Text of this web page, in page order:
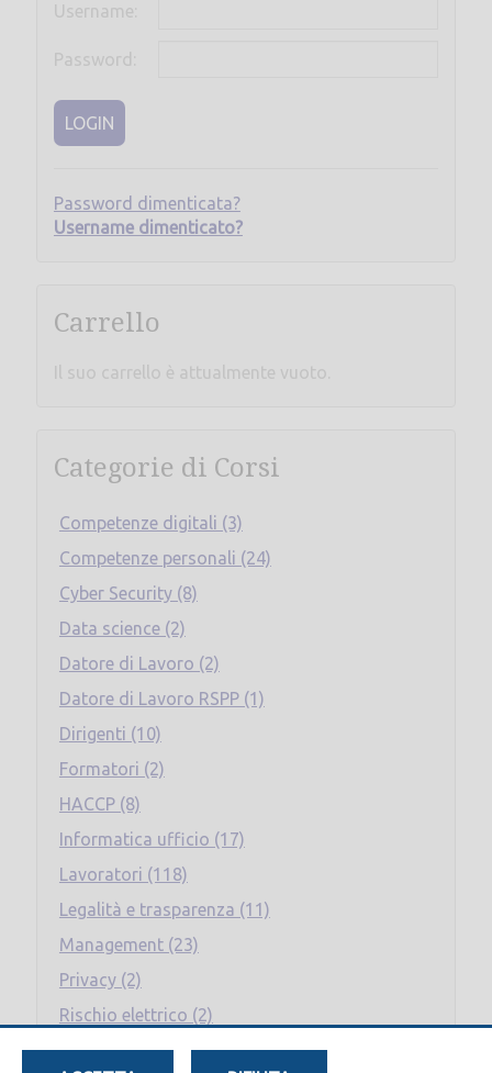
Username:
Password:
LOGIN
Password dimenticata?
Username dimenticato?
Carrello
Il suo carrello è attualmente vuoto.
Categorie di Corsi
Competenze digitali (3)
Competenze personali (24)
Cyber Security (8)
Data science (2)
Datore di Lavoro (2)
Datore di Lavoro RSPP (1)
Dirigenti (10)
Formatori (2)
HACCP (8)
Informatica ufficio (17)
Lavoratori (118)
Legalità e trasparenza (11)
Management (23)
Privacy (2)
Rischio elettrico (2)
RLS (4)